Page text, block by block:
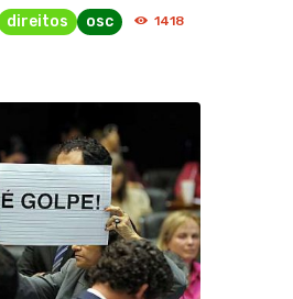
direitos osc 1418